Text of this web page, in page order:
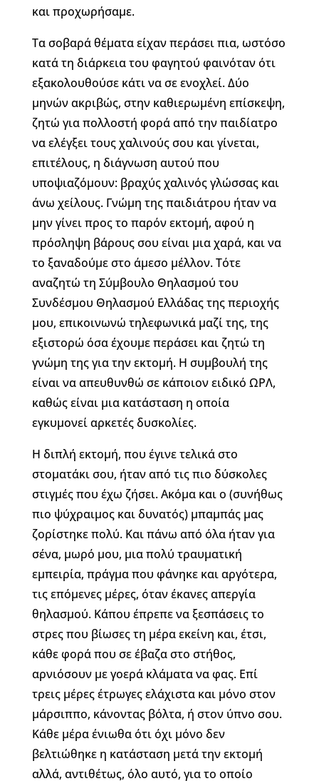
και προχωρήσαμε.
Τα σοβαρά θέματα είχαν περάσει πια, ωστόσο
κατά τη διάρκεια του φαγητού φαινόταν ότι
εξακολουθούσε κάτι να σε ενοχλεί. Δύο
μηνών ακριβώς, στην καθιερωμένη επίσκεψη,
ζητώ για πολλοστή φορά από την παιδίατρο
να ελέγξει τους χαλινούς σου και γίνεται,
επιτέλους, η διάγνωση αυτού που
υποψιαζόμουν: βραχύς χαλινός γλώσσας και
άνω χείλους. Γνώμη της παιδιάτρου ήταν να
μην γίνει προς το παρόν εκτομή, αφού η
πρόσληψη βάρους σου είναι μια χαρά, και να
το ξαναδούμε στο άμεσο μέλλον. Τότε
αναζητώ τη Σύμβουλο Θηλασμού του
Συνδέσμου Θηλασμού Ελλάδας της περιοχής
μου, επικοινωνώ τηλεφωνικά μαζί της, της
εξιστορώ όσα έχουμε περάσει και ζητώ τη
γνώμη της για την εκτομή. Η συμβουλή της
είναι να απευθυνθώ σε κάποιον ειδικό ΩΡΛ,
καθώς είναι μια κατάσταση η οποία
εγκυμονεί αρκετές δυσκολίες.
Η διπλή εκτομή, που έγινε τελικά στο
στοματάκι σου, ήταν από τις πιο δύσκολες
στιγμές που έχω ζήσει. Ακόμα και ο (συνήθως
πιο ψύχραιμος και δυνατός) μπαμπάς μας
ζορίστηκε πολύ. Και πάνω από όλα ήταν για
σένα, μωρό μου, μια πολύ τραυματική
εμπειρία, πράγμα που φάνηκε και αργότερα,
τις επόμενες μέρες, όταν έκανες απεργία
θηλασμού. Κάπου έπρεπε να ξεσπάσεις το
στρες που βίωσες τη μέρα εκείνη και, έτσι,
κάθε φορά που σε έβαζα στο στήθος,
αρνιόσουν με γοερά κλάματα να φας. Επί
τρεις μέρες έτρωγες ελάχιστα και μόνο στον
μάρσιππο, κάνοντας βόλτα, ή στον ύπνο σου.
Κάθε μέρα ένιωθα ότι όχι μόνο δεν
βελτιώθηκε η κατάσταση μετά την εκτομή
αλλά, αντιθέτως, όλο αυτό, για το οποίο